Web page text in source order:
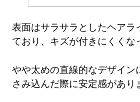
表面はサラサラとしたヘアラ
ており、キズが付きにくくな
やや太めの直線的なデザイン
さみ込んだ際に安定感があり